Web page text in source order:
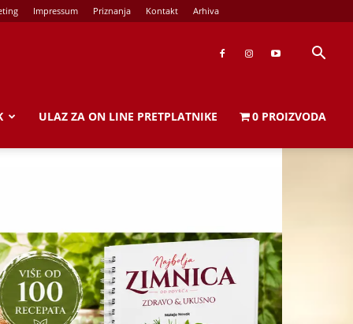
Impressum Priznanja Kontakt Arhiva
ULAZ ZA ON LINE PRETPLATNIKE 0 PROIZVODA